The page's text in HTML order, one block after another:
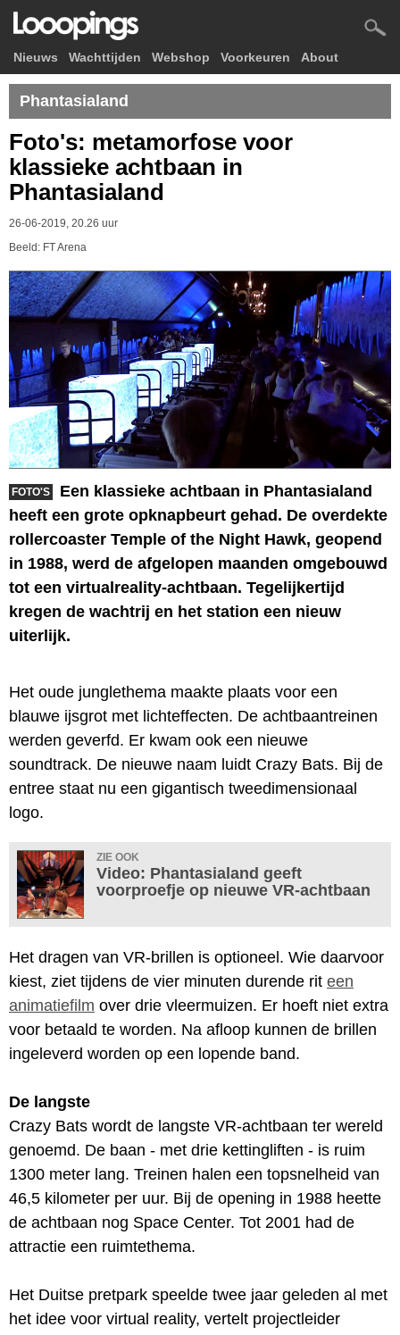
Nieuws Wachttijden Webshop Voorkeuren About
Phantasialand
Foto's: metamorfose voor
klassieke achtbaan in
Phantasialand
26-06-2019, 20.26 uur
Beeld: FT Arena
FOTO'S
Een klassieke achtbaan in Phantasialand
heeft een grote opknapbeurt gehad. De overdekte
rollercoaster Temple of the Night Hawk, geopend
in 1988, werd de afgelopen maanden omgebouwd
tot een virtualreality-achtbaan. Tegelijkertijd
kregen de wachtrij en het station een nieuw
uiterlijk.
Het oude junglethema maakte plaats voor een
blauwe ijsgrot met lichteffecten. De achtbaantreinen
werden geverfd. Er kwam ook een nieuwe
soundtrack. De nieuwe naam luidt Crazy Bats. Bij de
entree staat nu een gigantisch tweedimensionaal
logo.
ZIE OOK
Video: Phantasialand geeft
voorproefje op nieuwe VR-achtbaan
Het dragen van VR-brillen is optioneel. Wie daarvoor
kiest, ziet tijdens de vier minuten durende rit een
animatiefilm over drie vleermuizen. Er hoeft niet extra
voor betaald te worden. Na afloop kunnen de brillen
ingeleverd worden op een lopende band.
De langste
Crazy Bats wordt de langste VR-achtbaan ter wereld
genoemd. De baan - met drie kettingliften - is ruim
1300 meter lang. Treinen halen een topsnelheid van
46,5 kilometer per uur. Bij de opening in 1988 heette
de achtbaan nog Space Center. Tot 2001 had de
attractie een ruimtethema.
Het Duitse pretpark speelde twee jaar geleden al met
het idee voor virtual reality, vertelt projectleider